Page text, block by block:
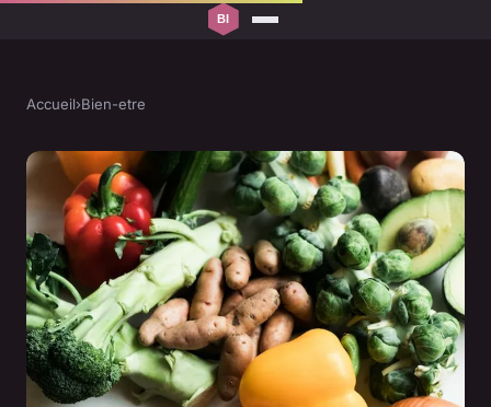
Accueil›Bien-etre